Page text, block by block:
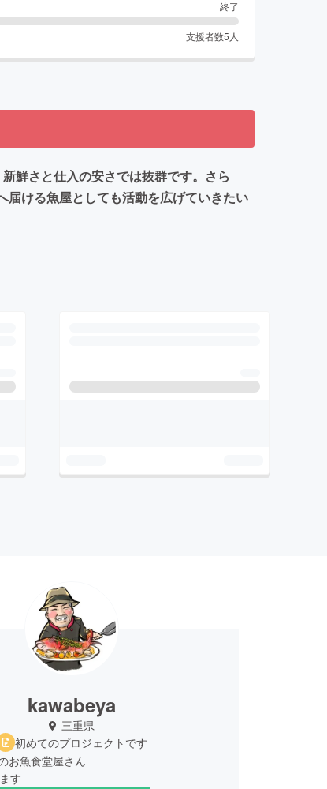
終了
支援者数5 人
鮮さと仕入の安さでは抜群です。さら
ける魚屋としても活動を広げていきたい
kawabeya
三重県
初めてのプロジェクトです
お魚食堂屋さん
す